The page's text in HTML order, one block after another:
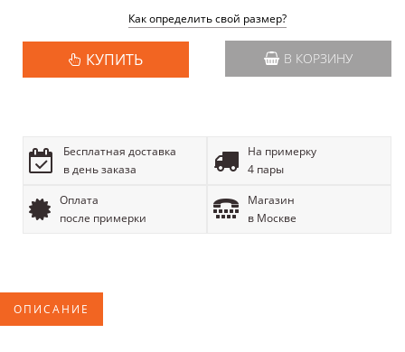
Как определить свой размер?
КУПИТЬ В КОРЗИНУ
Бесплатная доставка
в день заказа
На примерку
4 пары
Оплата
после примерки
Магазин
в Москве
ОПИСАНИЕ